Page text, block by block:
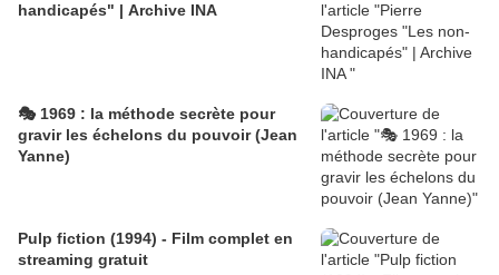
handicapés" | Archive INA
🎭 1969 : la méthode secrète pour
gravir les échelons du pouvoir (Jean
Yanne)
Pulp fiction (1994) - Film complet en
streaming gratuit